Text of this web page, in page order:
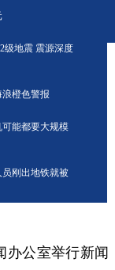
级地震 震源深度
橙色警报
能都要大规模
刚出地铁就被
流动
办公室举行新闻